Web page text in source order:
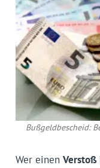
Bußgeldbescheid:
Wer einen Verstoß